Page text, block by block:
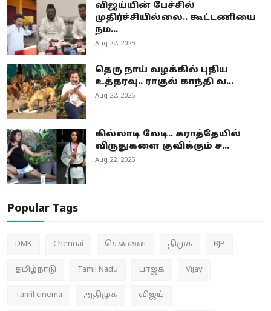
விஜய்யின் பேச்சில்
முதிர்ச்சியில்லை.. கூட்டணியை
நம...
Aug 22, 2025
தெரு நாய் வழக்கில் புதிய
உத்தரவு.. ராகுல் காந்தி வ...
Aug 22, 2025
கில்லாடி லேடி.. கராத்தேயில்
விருதுகளை குவிக்கும் ச...
Aug 22, 2025
Popular Tags
DMK Chennai சென்னை திமுக BJP
தமிழ்நாடு Tamil Nadu பாஜக Vijay
Tamil cinema அதிமுக விஜய்